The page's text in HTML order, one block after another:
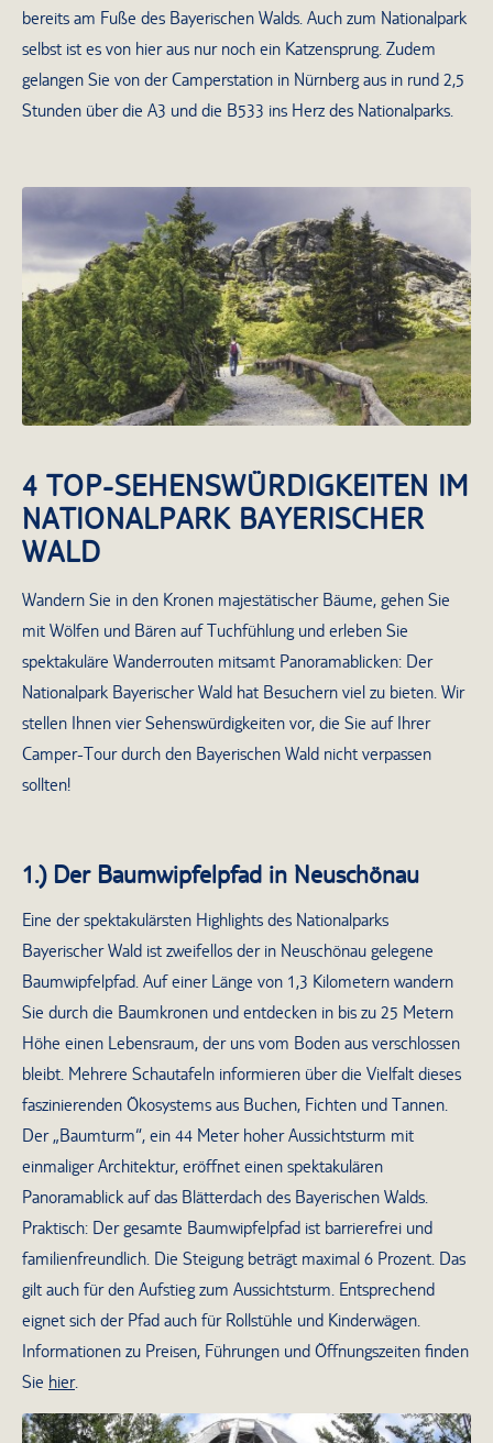
bereits am Fuße des Bayerischen Walds. Auch zum Nationalpark
selbst ist es von hier aus nur noch ein Katzensprung. Zudem
gelangen Sie von der Camperstation in Nürnberg aus in rund 2,5
Stunden über die A3 und die B533 ins Herz des Nationalparks.
Wanderwege im Bayerischen Wald
4 TOP-SEHENSWÜRDIGKEITEN IM
NATIONALPARK BAYERISCHER
WALD
Wandern Sie in den Kronen majestätischer Bäume, gehen Sie
mit Wölfen und Bären auf Tuchfühlung und erleben Sie
spektakuläre Wanderrouten mitsamt Panoramablicken: Der
Nationalpark Bayerischer Wald hat Besuchern viel zu bieten. Wir
stellen Ihnen vier Sehenswürdigkeiten vor, die Sie auf Ihrer
Camper-Tour durch den Bayerischen Wald nicht verpassen
sollten!
1.) Der Baumwipfelpfad in Neuschönau
Eine der spektakulärsten Highlights des Nationalparks
Bayerischer Wald ist zweifellos der in Neuschönau gelegene
Baumwipfelpfad. Auf einer Länge von 1,3 Kilometern wandern
Sie durch die Baumkronen und entdecken in bis zu 25 Metern
Höhe einen Lebensraum, der uns vom Boden aus verschlossen
bleibt. Mehrere Schautafeln informieren über die Vielfalt dieses
faszinierenden Ökosystems aus Buchen, Fichten und Tannen.
Der „Baumturm“, ein 44 Meter hoher Aussichtsturm mit
einmaliger Architektur, eröffnet einen spektakulären
Panoramablick auf das Blätterdach des Bayerischen Walds.
Praktisch: Der gesamte Baumwipfelpfad ist barrierefrei und
familienfreundlich. Die Steigung beträgt maximal 6 Prozent. Das
gilt auch für den Aufstieg zum Aussichtsturm. Entsprechend
eignet sich der Pfad auch für Rollstühle und Kinderwägen.
Informationen zu Preisen, Führungen und Öffnungszeiten finden
Sie hier.